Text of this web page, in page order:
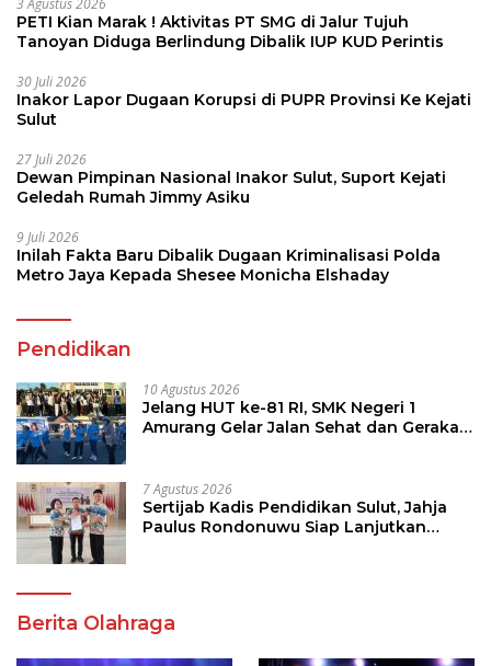
PETI Kian Marak ! Aktivitas PT SMG di Jalur Tujuh
Tanoyan Diduga Berlindung Dibalik IUP KUD Perintis
30 Juli 2026
Inakor Lapor Dugaan Korupsi di PUPR Provinsi Ke Kejati
Sulut
27 Juli 2026
Dewan Pimpinan Nasional Inakor Sulut, Suport Kejati
Geledah Rumah Jimmy Asiku
9 Juli 2026
Inilah Fakta Baru Dibalik Dugaan Kriminalisasi Polda
Metro Jaya Kepada Shesee Monicha Elshaday
Pendidikan
10 Agustus 2026
Jelang HUT ke-81 RI, SMK Negeri 1
Amurang Gelar Jalan Sehat dan Gerakan
7 Agustus 2026
Sertijab Kadis Pendidikan Sulut, Jahja
Paulus Rondonuwu Siap Lanjutkan
Berita Olahraga